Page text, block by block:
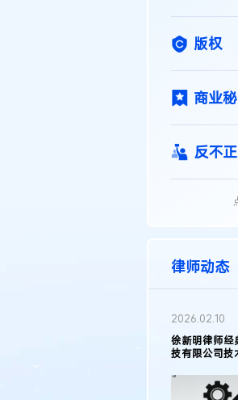
版权
商业
反不
植物
地理标
集成电
律师动态
2026.02.10
徐新明律师经
技有限公司技